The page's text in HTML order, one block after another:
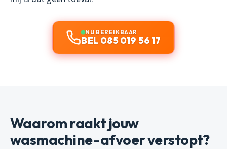
NU BEREIKBAAR
BEL 085 019 56 17
Waarom raakt jouw
wasmachine-afvoer verstopt?